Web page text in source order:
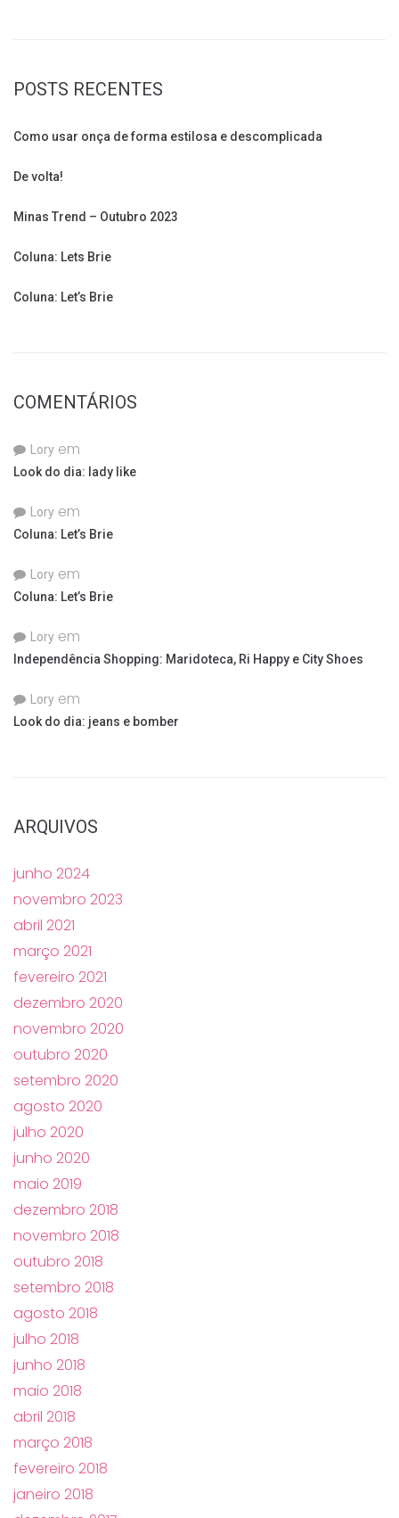
POSTS RECENTES
Como usar onça de forma estilosa e descomplicada
De volta!
Minas Trend – Outubro 2023
Coluna: Lets Brie
Coluna: Let’s Brie
COMENTÁRIOS
Lory em
Look do dia: lady like
Lory em
Coluna: Let’s Brie
Lory em
Coluna: Let’s Brie
Lory em
Independência Shopping: Maridoteca, Ri Happy e City Shoes
Lory em
Look do dia: jeans e bomber
ARQUIVOS
junho 2024
novembro 2023
abril 2021
março 2021
fevereiro 2021
dezembro 2020
novembro 2020
outubro 2020
setembro 2020
agosto 2020
julho 2020
junho 2020
maio 2019
dezembro 2018
novembro 2018
outubro 2018
setembro 2018
agosto 2018
julho 2018
junho 2018
maio 2018
abril 2018
março 2018
fevereiro 2018
janeiro 2018